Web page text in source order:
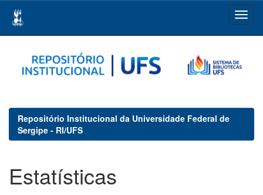
navigation
Repositório Institucional da Universidade Federal de
Sergipe - RI/UFS
Estatísticas